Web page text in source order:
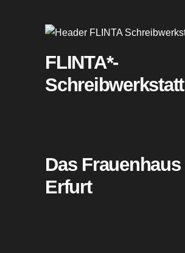
FLINTA*-
Schreibwerkstatt
Das Frauenhaus
Erfurt